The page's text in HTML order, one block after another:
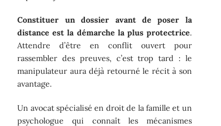
Constituer un dossier avant de poser la
distance est la démarche la plus protectrice.
Attendre d’être en conflit ouvert pour
rassembler des preuves, c’est trop tard : le
manipulateur aura déjà retourné le récit à son
avantage.
Un avocat spécialisé en droit de la famille et un
psychologue qui connaît les mécanismes